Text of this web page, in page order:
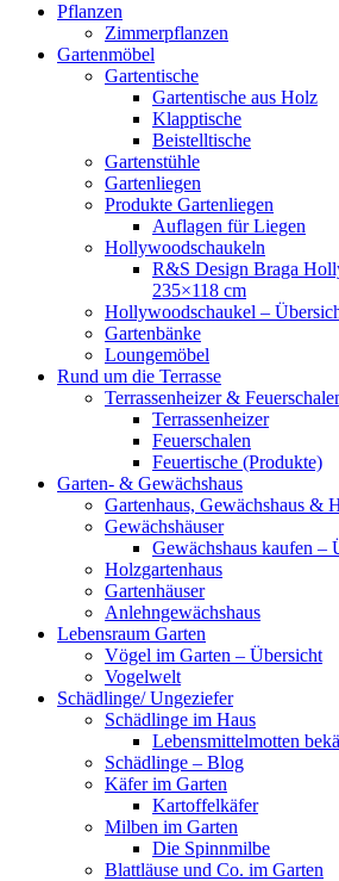
Pflanzen
Zimmerpflanzen
Gartenmöbel
Gartentische
Gartentische aus Holz
Klapptische
Beistelltische
Gartenstühle
Gartenliegen
Produkte Gartenliegen
Auflagen für Liegen
Hollywoodschaukeln
R&S Design Braga
235×118 cm
Hollywoodschaukel –
Gartenbänke
Loungemöbel
Rund um die Terrasse
Terrassenheizer &
Terrassenheizer
Feuerschalen
Feuertische (Produkte)
Garten- & Gewächshaus
Gartenhaus, Gewächshaus &
Gewächshäuser
Gewächshaus kaufen –
Holzgartenhaus
Gartenhäuser
Anlehngewächshaus
Lebensraum Garten
Vögel im Garten – Übersicht
Vogelwelt
Schädlinge/ Ungeziefer
Schädlinge im Haus
Lebensmittelmotten
Schädlinge – Blog
Käfer im Garten
Kartoffelkäfer
Milben im Garten
Die Spinnmilbe
Blattläuse und Co. im Garten